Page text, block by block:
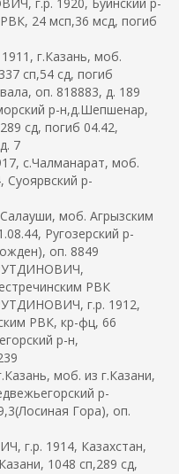
24 мсп,36 мсд, погиб
г.Казань, моб.
сп,54 сд, погиб
оп. 818883, д. 189
р-н,д.Шепшенар,
сд, погиб 04.42,
7
с.Чалманарат, моб.
Суоярвский р-
моб. Агрызским
Ругозерский р-
оп. 8849
РВК
г.р. 1912,
РВК, кр-фц, 66
р-н,
моб. из г.Казани,
р-
Гора), оп.
г.р. 1914, Казахстан,
1048 сп,289 сд,